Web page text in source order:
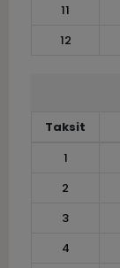
11
12
Taksit
1
2
3
4